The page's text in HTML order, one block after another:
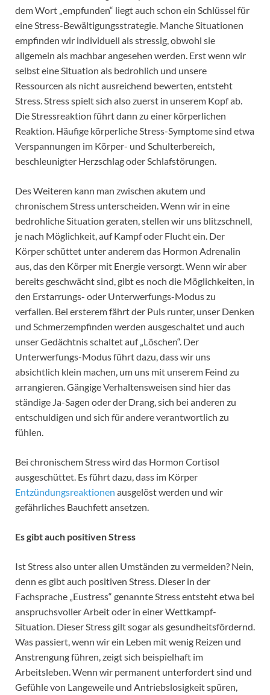
dem Wort „empfunden“ liegt auch schon ein Schlüssel für
eine Stress-Bewältigungsstrategie. Manche Situationen
empfinden wir individuell als stressig, obwohl sie
allgemein als machbar angesehen werden. Erst wenn wir
selbst eine Situation als bedrohlich und unsere
Ressourcen als nicht ausreichend bewerten, entsteht
Stress. Stress spielt sich also zuerst in unserem Kopf ab.
Die Stressreaktion führt dann zu einer körperlichen
Reaktion. Häufige körperliche Stress-Symptome sind etwa
Verspannungen im Körper- und Schulterbereich,
beschleunigter Herzschlag oder Schlafstörungen.
Des Weiteren kann man zwischen akutem und
chronischem Stress unterscheiden. Wenn wir in eine
bedrohliche Situation geraten, stellen wir uns blitzschnell,
je nach Möglichkeit, auf Kampf oder Flucht ein. Der
Körper schüttet unter anderem das Hormon Adrenalin
aus, das den Körper mit Energie versorgt. Wenn wir aber
bereits geschwächt sind, gibt es noch die Möglichkeiten, in
den Erstarrungs- oder Unterwerfungs-Modus zu
verfallen. Bei ersterem fährt der Puls runter, unser Denken
und Schmerzempfinden werden ausgeschaltet und auch
unser Gedächtnis schaltet auf „Löschen“. Der
Unterwerfungs-Modus führt dazu, dass wir uns
absichtlich klein machen, um uns mit unserem Feind zu
arrangieren. Gängige Verhaltensweisen sind hier das
ständige Ja-Sagen oder der Drang, sich bei anderen zu
entschuldigen und sich für andere verantwortlich zu
fühlen.
Bei chronischem Stress wird das Hormon Cortisol
ausgeschüttet. Es führt dazu, dass im Körper
Entzündungsreaktionen ausgelöst werden und wir
gefährliches Bauchfett ansetzen.
Es gibt auch positiven Stress
Ist Stress also unter allen Umständen zu vermeiden? Nein,
denn es gibt auch positiven Stress. Dieser in der
Fachsprache „Eustress“ genannte Stress entsteht etwa bei
anspruchsvoller Arbeit oder in einer Wettkampf-
Situation. Dieser Stress gilt sogar als gesundheitsfördernd.
Was passiert, wenn wir ein Leben mit wenig Reizen und
Anstrengung führen, zeigt sich beispielhaft im
Arbeitsleben. Wenn wir permanent unterfordert sind und
Gefühle von Langeweile und Antriebslosigkeit spüren,